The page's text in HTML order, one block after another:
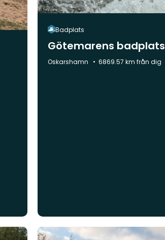
Badplats
Götemarens badplats
Kommun:
Oskarshamn 6869.57 km från dig